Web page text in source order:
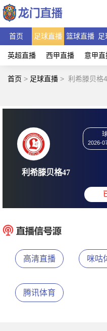
首页 足球直播 篮球直播 足
英超直播 西甲直播 意甲直
首页 > 足球直播 > 利希滕贝格
利希滕贝格47
高清直播 咪咕
腾讯体育